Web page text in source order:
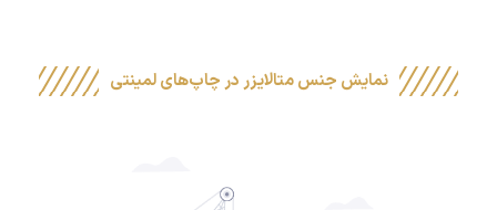
نمایش جنس متالایزر در چاپ‌های لمینتی